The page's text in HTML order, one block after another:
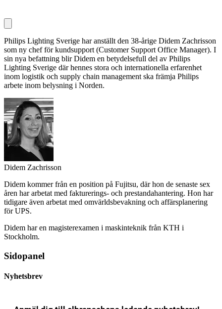
Philips Lighting Sverige har anställt den 38-årige Didem Zachrisson
som ny chef för kundsupport (Customer Support Office Manager). I
sin nya befattning blir Didem en betydelsefull del av Philips
Lighting Sverige där hennes stora och internationella erfarenhet
inom logistik och supply chain management ska främja Philips
arbete inom belysning i Norden.
Didem Zachrisson
Didem kommer från en position på Fujitsu, där hon de senaste sex
åren har arbetat med fakturerings- och prestandahantering. Hon har
tidigare även arbetat med omvärldsbevakning och affärsplanering
för UPS.
Didem har en magisterexamen i maskinteknik från KTH i
Stockholm.
Sidopanel
Nyhetsbrev